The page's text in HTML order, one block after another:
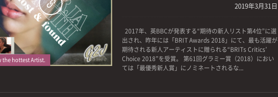
the hottest Artist.
0
2019年3月31日
2017年、英BBCが発表する“期待の新人リスト第4位”に選
出され、昨年には「BRIT Awards 2018」にて、最も活躍が
期待される新人アーティストに贈られる“BRITs Critics’
Choice 2018”を受賞。 第61回グラミー賞（2018）におい
ては「最優秀新人賞」にノミネートされるな...